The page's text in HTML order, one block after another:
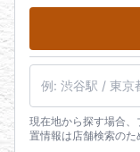
現在地から探す場合
置情報は店舗検索のた